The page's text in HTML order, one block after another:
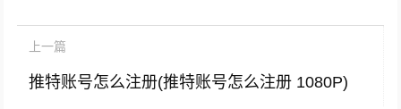
上一篇
推特账号怎么注册(推特账号怎么注册 1080P)